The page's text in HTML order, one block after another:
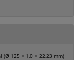
(Ø 125 × 1,0 × 22,23 mm)